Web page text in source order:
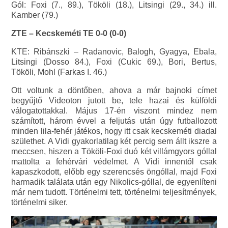
Gól: Foxi (7., 89.), Tököli (18.), Litsingi (29., 34.) ill.
Kamber (79.)
ZTE – Kecskeméti TE 0-0 (0-0)
KTE: Ribánszki – Radanovic, Balogh, Gyagya, Ebala,
Litsingi (Dosso 84.), Foxi (Cukic 69.), Bori, Bertus,
Tököli, Mohl (Farkas I. 46.)
Ott voltunk a döntőben, ahova a már bajnoki címet
begyűjtő Videoton jutott be, tele hazai és külföldi
válogatottakkal. Május 17-én viszont mindez nem
számított, három évvel a feljutás után úgy futballozott
minden lila-fehér játékos, hogy itt csak kecskeméti diadal
születhet. A Vidi gyakorlatilag két percig sem állt ikszre a
meccsen, hiszen a Tököli-Foxi duó két villámgyors góllal
mattolta a fehérvári védelmet. A Vidi innentől csak
kapaszkodott, előbb egy szerencsés öngóllal, majd Foxi
harmadik találata után egy Nikolics-góllal, de egyenlíteni
már nem tudott. Történelmi tett, történelmi teljesítmények,
történelmi siker.